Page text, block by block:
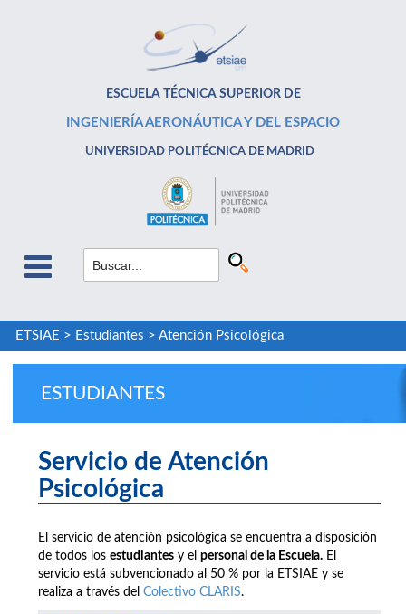
ESCUELA TÉCNICA SUPERIOR DE
INGENIERÍA AERONÁUTICA Y DEL ESPACIO
UNIVERSIDAD POLITÉCNICA DE MADRID
ETSIAE > Estudiantes > Atención Psicológica
ESTUDIANTES
Servicio de Atención
Psicológica
El servicio de atención psicológica se encuentra a disposición
de todos los estudiantes y el personal de la Escuela. El
servicio está subvencionado al 50 % por la ETSIAE y se
realiza a través del Colectivo CLARIS.